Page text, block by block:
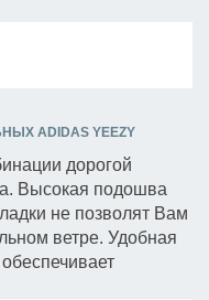
ADIDAS YEEZY
дорогой
Высокая подошва
не позволят Вам
ветре. Удобная